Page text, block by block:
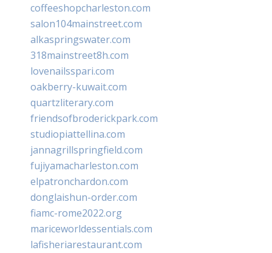
coffeeshopcharleston.com
salon104mainstreet.com
alkaspringswater.com
318mainstreet8h.com
lovenailsspari.com
oakberry-kuwait.com
quartzliterary.com
friendsofbroderickpark.com
studiopiattellina.com
jannagrillspringfield.com
fujiyamacharleston.com
elpatronchardon.com
donglaishun-order.com
fiamc-rome2022.org
mariceworldessentials.com
lafisheriarestaurant.com